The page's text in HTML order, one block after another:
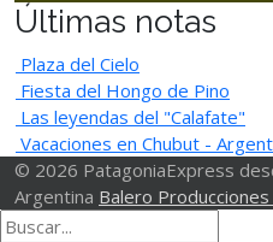
Últimas notas
Plaza del Cielo
Fiesta del Hongo de Pino
Las leyendas del "Calafate"
Vacaciones en Chubut -
© 2026 PatagoniaExpress
Argentina Balero